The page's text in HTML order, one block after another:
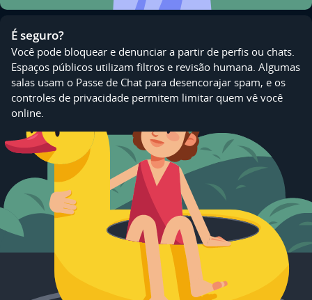
É seguro?
Você pode bloquear e denunciar a partir de perfis ou chats.
Espaços públicos utilizam filtros e revisão humana. Algumas
salas usam o Passe de Chat para desencorajar spam, e os
controles de privacidade permitem limitar quem vê você
online.